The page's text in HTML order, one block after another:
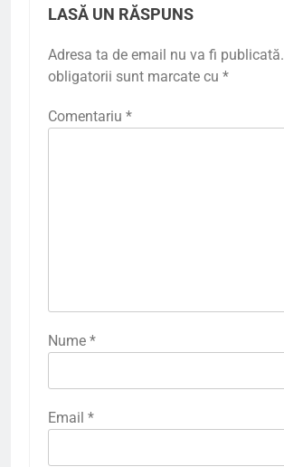
LASĂ UN RĂSPUNS
Adresa ta de email nu va fi publicată.
obligatorii sunt marcate cu *
Comentariu *
Nume *
Email *